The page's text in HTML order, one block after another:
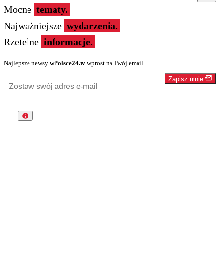
Mocne tematy.
Najważniejsze wydarzenia.
Rzetelne informacje.
Najlepsze newsy wPolsce24.tv wprost na Twój email
Zapisz mnie